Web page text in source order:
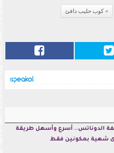
كوب حليب دافئ
الدوناتس.. أسرع وأسهل طريقة
شهية بمكونين فقط